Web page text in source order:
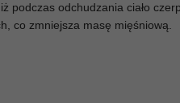
podczas odchudzania ciało
co zmniejsza masę mięśniową.